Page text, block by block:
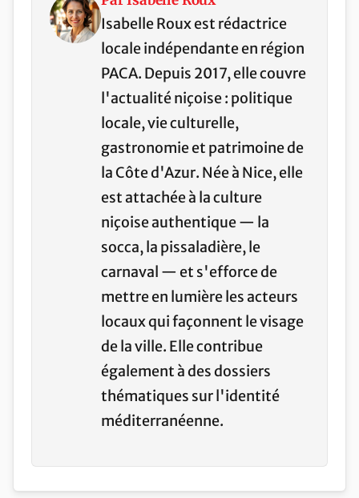
Isabelle Roux est rédactrice
locale indépendante en région
PACA. Depuis 2017, elle couvre
l'actualité niçoise : politique
locale, vie culturelle,
gastronomie et patrimoine de
la Côte d'Azur. Née à Nice, elle
est attachée à la culture
niçoise authentique — la
socca, la pissaladière, le
carnaval — et s'efforce de
mettre en lumière les acteurs
locaux qui façonnent le visage
de la ville. Elle contribue
également à des dossiers
thématiques sur l'identité
méditerranéenne.